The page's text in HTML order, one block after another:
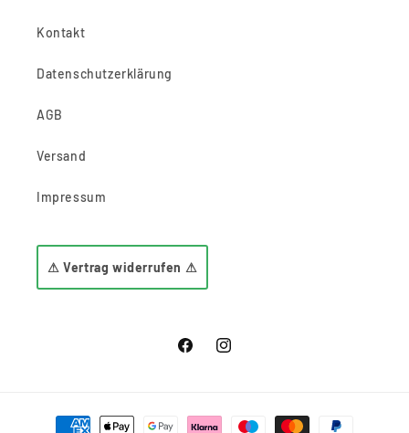
Kontakt
Datenschutzerklärung
AGB
Versand
Impressum
⚠ Vertrag widerrufen ⚠
FacebookInstagram
Zahlungsmethoden